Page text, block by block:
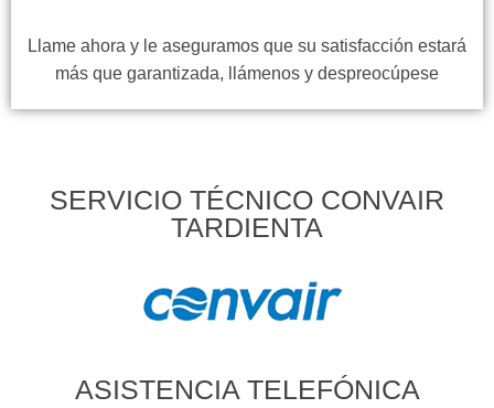
Llame ahora y le aseguramos que su satisfacción estará
más que garantizada, llámenos y despreocúpese
SERVICIO TÉCNICO CONVAIR
TARDIENTA
ASISTENCIA TELEFÓNICA